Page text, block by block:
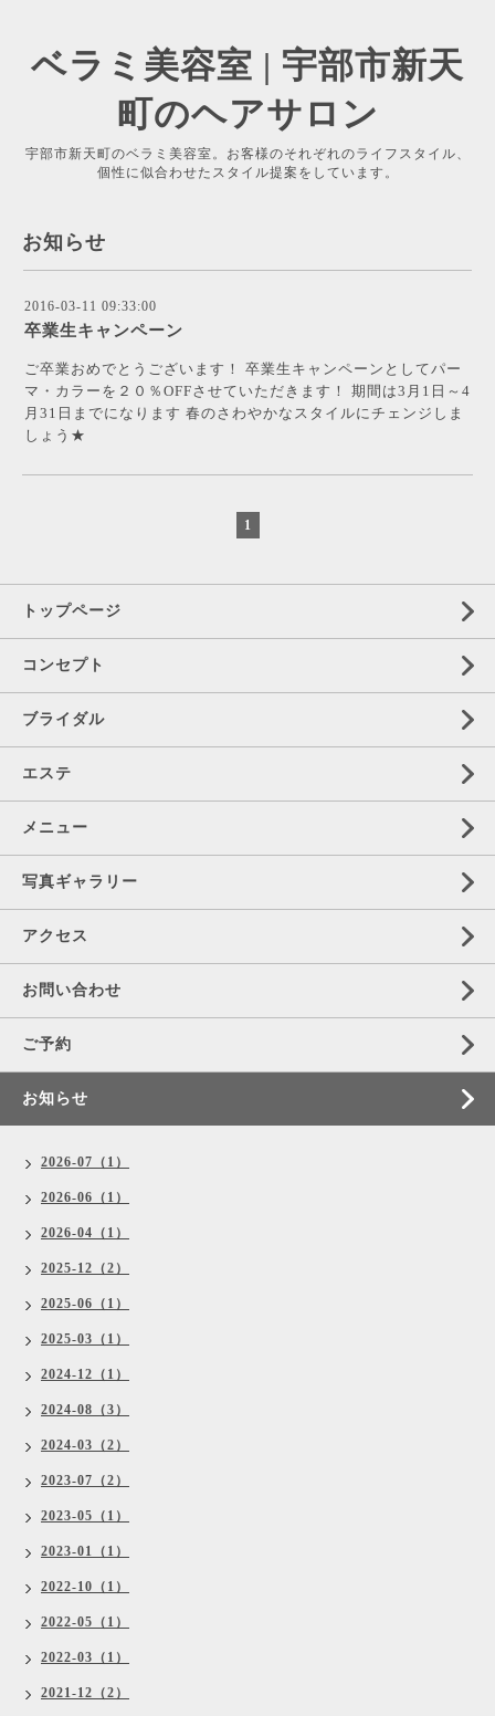
ベラミ美容室 | 宇部市新天
町のヘアサロン
宇部市新天町のベラミ美容室。お客様のそれぞれのライフスタイル、
個性に似合わせたスタイル提案をしています。
お知らせ
2016-03-11 09:33:00
卒業生キャンペーン
ご卒業おめでとうございます！ 卒業生キャンペーンとしてパー
マ・カラーを２０％OFFさせていただきます！ 期間は3月1日～4
月31日までになります 春のさわやかなスタイルにチェンジしま
しょう★
1
トップページ
コンセプト
ブライダル
エステ
メニュー
写真ギャラリー
アクセス
お問い合わせ
ご予約
お知らせ
2026-07（1）
2026-06（1）
2026-04（1）
2025-12（2）
2025-06（1）
2025-03（1）
2024-12（1）
2024-08（3）
2024-03（2）
2023-07（2）
2023-05（1）
2023-01（1）
2022-10（1）
2022-05（1）
2022-03（1）
2021-12（2）